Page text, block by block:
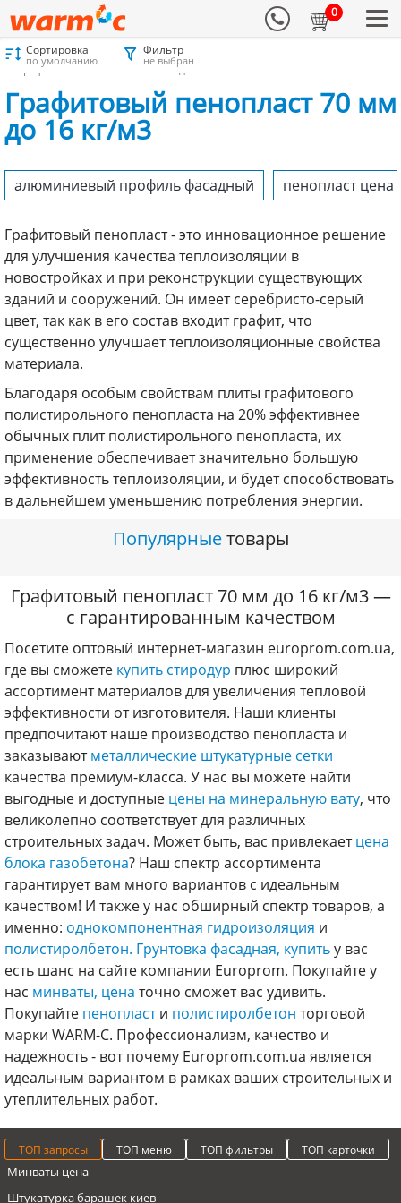
0
Материалы для утепления Каталог
Графитовый пенопласт 70 мм до 16 кг/м3
Сортировка
по умолчанию
Фильтр
не выбран
Графитовый пенопласт 70 мм
до 16 кг/м3
алюминиевый профиль фасадный пенопласт
Графитовый пенопласт - это инновационное решение
для улучшения качества теплоизоляции в
новостройках и при реконструкции существующих
зданий и сооружений. Он имеет серебристо-серый
цвет, так как в его состав входит графит, что
существенно улучшает теплоизоляционные свойства
материала.
Благодаря особым свойствам плиты графитового
полистирольного пенопласта на 20% эффективнее
обычных плит полистирольного пенопласта, их
применение обеспечивает значительно большую
эффективность теплоизоляции, и будет способствовать
в дальнейшем уменьшению потребления энергии.
Популярныетовары
Графитовый пенопласт 70 мм до 16 кг/м3 —
с гарантированным качеством
Посетите оптовый интернет-магазин europrom.com.ua,
где вы сможете купить стиродур плюс широкий
ассортимент материалов для увеличения тепловой
эффективности от изготовителя. Наши клиенты
предпочитают наше производство пенопласта и
заказываютметаллические штукатурные сетки
качества премиум-класса. У нас вы можете найти
выгодные и доступные цены на минеральную вату, что
великолепно соответствует для различных
строительных задач. Может быть, вас привлекаетцена
блока газобетона? Наш спектр ассортимента
гарантирует вам много вариантов с идеальным
качеством! И также у нас обширный спектр товаров, а
именно: однокомпонентная гидроизоляция и
полистиролбетон. Грунтовка фасадная, купитьу вас
есть шанс на сайте компании Europrom. Покупайте у
нас минваты, цена точно сможет вас удивить.
Покупайте пенопласти полистиролбетон торговой
марки WARM-C. Профессионализм, качество и
надежность - вот почему Europrom.com.ua является
идеальным вариантом в рамках ваших строительных и
утеплительных работ.
ТОП запросы ТОП меню ТОП фильтры ТОП карточки
Минваты цена
Штукатурка барашек киев